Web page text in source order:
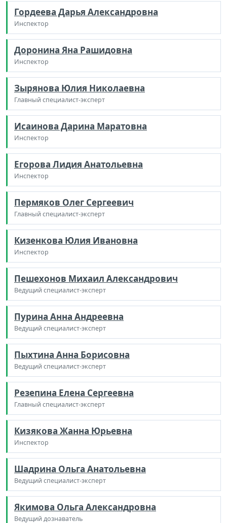
Гордеева Дарья Александровна
Инспектор
Доронина Яна Рашидовна
Инспектор
Зырянова Юлия Николаевна
Главный специалист-эксперт
Исаинова Дарина Маратовна
Инспектор
Егорова Лидия Анатольевна
Инспектор
Пермяков Олег Сергеевич
Главный специалист-эксперт
Кизенкова Юлия Ивановна
Инспектор
Пешехонов Михаил Александрович
Ведущий специалист-эксперт
Пурина Анна Андреевна
Ведущий специалист-эксперт
Пыхтина Анна Борисовна
Ведущий специалист-эксперт
Резепина Елена Сергеевна
Главный специалист-эксперт
Кизякова Жанна Юрьевна
Инспектор
Шадрина Ольга Анатольевна
Ведущий специалист-эксперт
Якимова Ольга Александровна
Ведущий дознаватель